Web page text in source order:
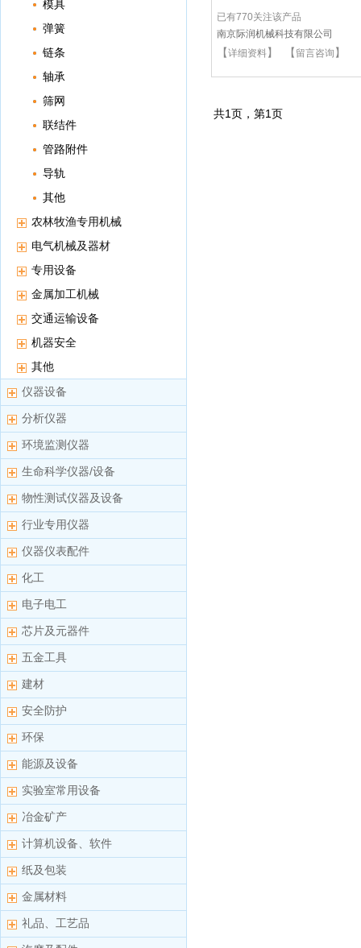
模具
弹簧
链条
轴承
筛网
联结件
管路附件
导轨
其他
农林牧渔专用机械
电气机械及器材
专用设备
金属加工机械
交通运输设备
机器安全
其他
仪器设备
分析仪器
环境监测仪器
生命科学仪器/设备
物性测试仪器及设备
行业专用仪器
仪器仪表配件
化工
电子电工
芯片及元器件
五金工具
建材
安全防护
环保
能源及设备
实验室常用设备
冶金矿产
计算机设备、软件
纸及包装
金属材料
礼品、工艺品
已有770关注该产品
南京际润机械科技有限公司
【详细资料】 【 留言咨询 】
共1页，第1页